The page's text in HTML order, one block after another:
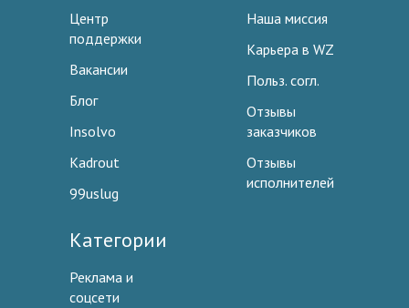
Центр
поддержки
Вакансии
Блог
Insolvo
Kadrout
99uslug
Наша миссия
Карьера в WZ
Польз. согл.
Отзывы
заказчиков
Отзывы
исполнителей
Категории
Реклама и
соцсети